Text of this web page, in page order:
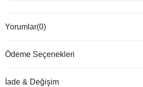
Yorumlar(0)
Ödeme Seçenekleri
İade & Değişim